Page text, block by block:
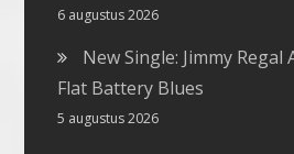
6 augustus 2026
New Single: Jimmy Regal
Flat Battery Blues
5 augustus 2026